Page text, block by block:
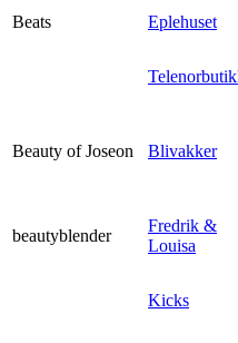
Beats
Eplehuset
Beauty of Joseon Blivakker
beautyblender
Fredrik &
Louisa
Kicks